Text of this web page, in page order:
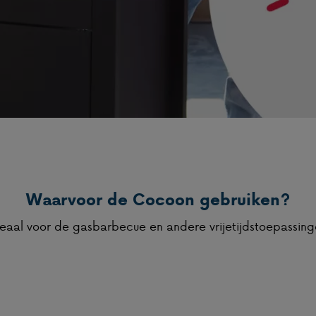
Waarvoor de Cocoon gebruiken?
voor de gasbarbecue en andere